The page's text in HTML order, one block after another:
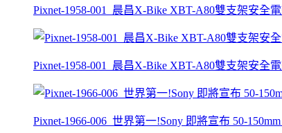
Pixnet-1958-001_晨昌X-Bike XBT-A80雙支架安全
Pixnet-1958-001_晨昌X-Bike XBT-A80雙支架安全
Pixnet-1966-006_世界第一!Sony 即將宣布 50-